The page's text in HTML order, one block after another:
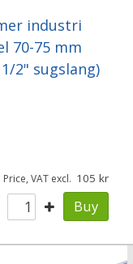
industri
70-75 mm
2" sugslang)
Price, VAT excl. 105
Buy